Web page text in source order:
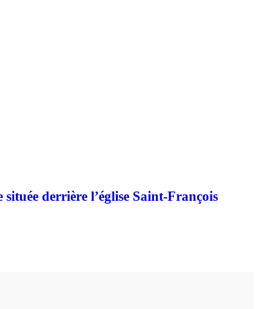
derrière l’église Saint-François